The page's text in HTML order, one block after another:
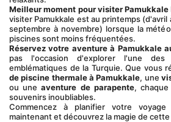
Meilleur moment pour visiter Pamukkale
visiter Pamukkale est au printemps
septembre à novembre) lorsque la
piscines sont moins fréquentées.
Réservez votre aventure à Pamukkale
pas l'occasion d'explorer l'une
emblématiques de la Turquie. Que vous
de piscine thermale à Pamukkale, une
ou une aventure de parapente,
souvenirs inoubliables.
Commencez à planifier votre
maintenant et découvrez la magie de